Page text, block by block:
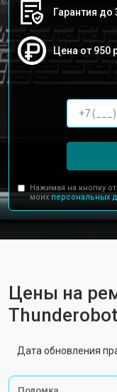
Гарантия до
Цена от 950
Нажимая на кнопку
моих персональных
Цены на
Thunderobot
Дата обновления